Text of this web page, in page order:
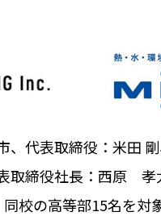
、代表取締役：米田
締役社長：西原 孝
校の高等部15名を対